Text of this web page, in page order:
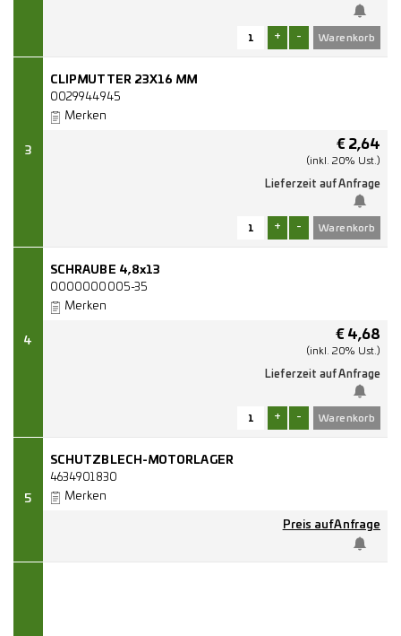
+ -
3
CLIPMUTTER 23X16 MM
0029944945
Merken
€ 2,64
(inkl. 20% Ust.)
Lieferzeit auf Anfrage
+ -
4
SCHRAUBE 4,8x13
0000000005-35
Merken
€ 4,68
(inkl. 20% Ust.)
Lieferzeit auf Anfrage
+ -
5
SCHUTZBLECH-MOTORLAGER
4634901830
Merken
Preis auf Anfrage